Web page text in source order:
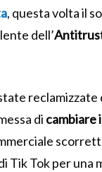
, questa volta il
dell’
reclamizzate
di cambiare
Tik Tok per una